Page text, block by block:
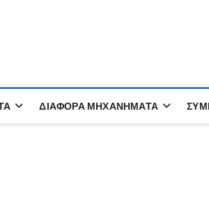
ΔΙΑΦΟΡΑ ΜΗΧΑΝΗΜΑΤΑ